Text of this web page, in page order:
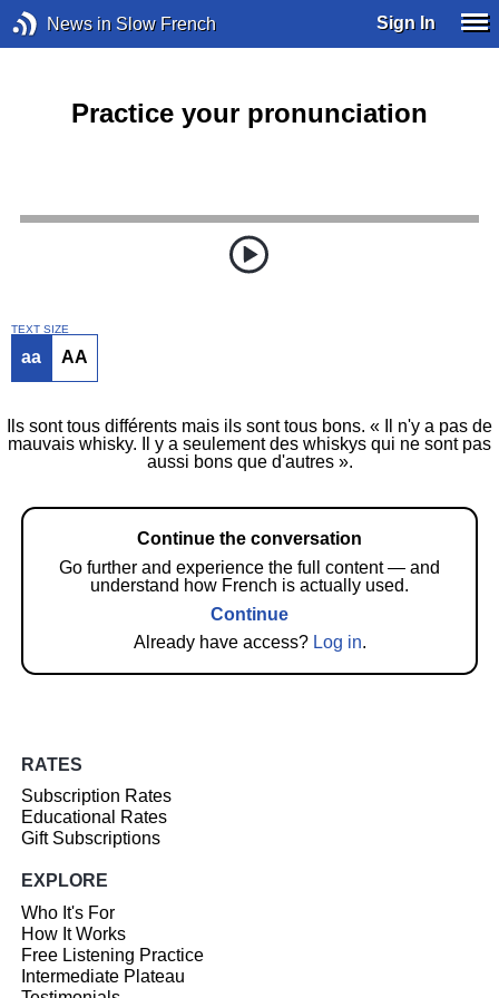
News in Slow French Sign In
Practice your pronunciation
TEXT SIZE
aa AA
Ils sont tous différents mais ils sont tous bons. « Il n'y a pas de
mauvais whisky. Il y a seulement des whiskys qui ne sont pas
aussi bons que d'autres ».
Continue the conversation
Go further and experience the full content — and
understand how French is actually used.
Continue
Already have access? Log in.
RATES
Subscription Rates
Educational Rates
Gift Subscriptions
EXPLORE
Who It's For
How It Works
Free Listening Practice
Intermediate Plateau